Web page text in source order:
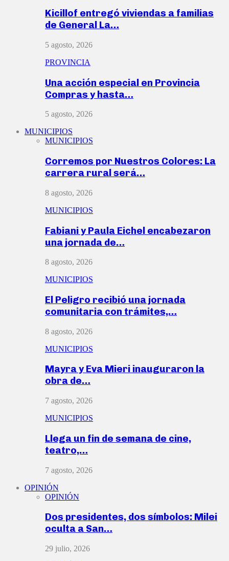
Kicillof entregó viviendas a familias
de General La…
5 agosto, 2026
PROVINCIA
Una acción especial en Provincia
Compras y hasta…
5 agosto, 2026
MUNICIPIOS
MUNICIPIOS
Corremos por Nuestros Colores: La
carrera rural será…
8 agosto, 2026
MUNICIPIOS
Fabiani y Paula Eichel encabezaron
una jornada de…
8 agosto, 2026
MUNICIPIOS
El Peligro recibió una jornada
comunitaria con trámites,…
8 agosto, 2026
MUNICIPIOS
Mayra y Eva Mieri inauguraron la
obra de…
7 agosto, 2026
MUNICIPIOS
Llega un fin de semana de cine,
teatro,…
7 agosto, 2026
OPINIÓN
OPINIÓN
Dos presidentes, dos símbolos: Milei
oculta a San…
29 julio, 2026